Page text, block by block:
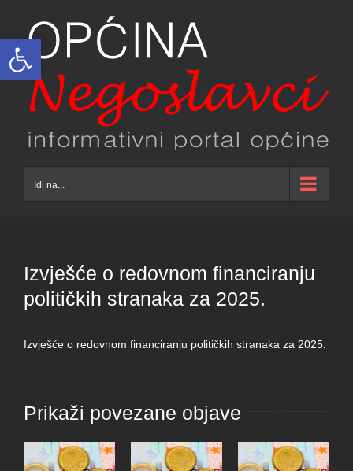
Open toolbar
content
Idi na...
Izvješće o redovnom financiranju
političkih stranaka za 2025.
Izvješće o redovnom financiranju političkih stranaka za 2025.
Prikaži povezane objave